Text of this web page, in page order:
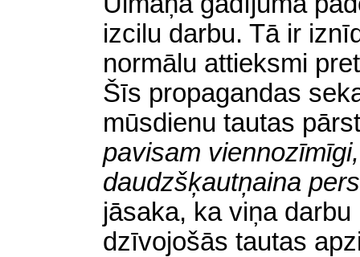
izcilu darbu. Tā ir
normālu attieksmi
Šīs propagandas
mūsdienu tautas
pavisam
daudzšķautņaina
jāsaka, ka viņa darbu
dzīvojošās tautas